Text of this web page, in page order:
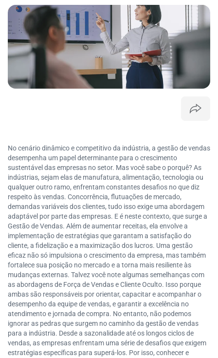
No cenário dinâmico e competitivo da indústria, a gestão de vendas
desempenha um papel determinante para o crescimento
sustentável das empresas no setor. Mas você sabe o porquê? As
indústrias, sejam elas de manufatura, alimentação, tecnologia ou
qualquer outro ramo, enfrentam constantes desafios no que diz
respeito às vendas. Concorrência, flutuações de mercado,
demandas variáveis dos clientes, tudo isso exige uma abordagem
adaptável por parte das empresas. E é neste contexto, que surge a
Gestão de Vendas. Além de aumentar receitas, ela envolve a
implementação de estratégias que garantam a satisfação do
cliente, a fidelização e a maximização dos lucros. Uma gestão
eficaz não só impulsiona o crescimento da empresa, mas também
fortalece sua posição no mercado e a torna mais resiliente às
mudanças externas. Talvez você note algumas semelhanças com
as abordagens de Força de Vendas e Cliente Oculto. Isso porque
ambas são responsáveis por orientar, capacitar e acompanhar o
desempenho da equipe de vendas, e garantir a excelência no
atendimento e jornada de compra. No entanto, não podemos
ignorar as pedras que surgem no caminho da gestão de vendas
para a indústria. Desde a sazonalidade até os longos ciclos de
vendas, as empresas enfrentam uma série de desafios que exigem
estratégias específicas para superá-los. Por isso, conhecer e